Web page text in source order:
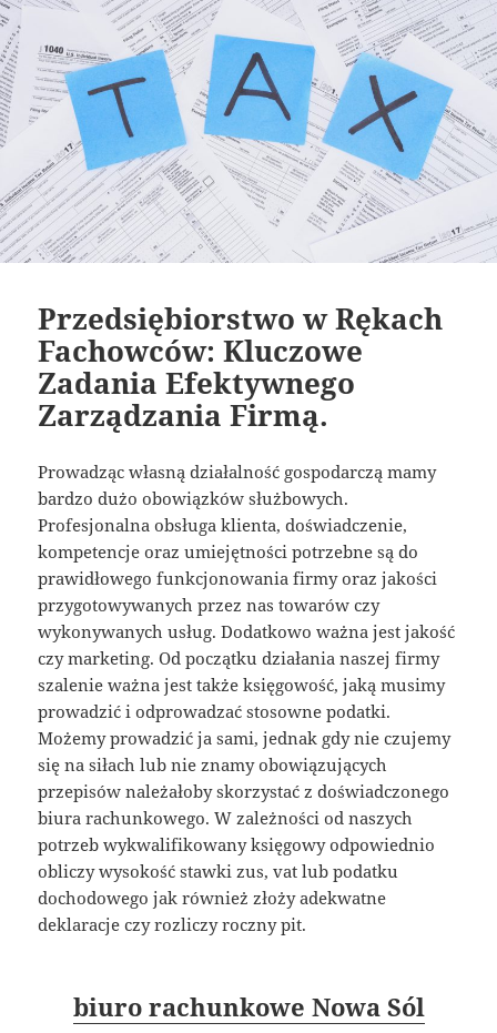
Przedsiębiorstwo w Rękach
Fachowców: Kluczowe
Zadania Efektywnego
Zarządzania Firmą.
Prowadząc własną działalność gospodarczą mamy
bardzo dużo obowiązków służbowych.
Profesjonalna obsługa klienta, doświadczenie,
kompetencje oraz umiejętności potrzebne są do
prawidłowego funkcjonowania firmy oraz jakości
przygotowywanych przez nas towarów czy
wykonywanych usług. Dodatkowo ważna jest jakość
czy marketing. Od początku działania naszej firmy
szalenie ważna jest także księgowość, jaką musimy
prowadzić i odprowadzać stosowne podatki.
Możemy prowadzić ja sami, jednak gdy nie czujemy
się na siłach lub nie znamy obowiązujących
przepisów należałoby skorzystać z doświadczonego
biura rachunkowego. W zależności od naszych
potrzeb wykwalifikowany księgowy odpowiednio
obliczy wysokość stawki zus, vat lub podatku
dochodowego jak również złoży adekwatne
deklaracje czy rozliczy roczny pit.
biuro rachunkowe Nowa Sól